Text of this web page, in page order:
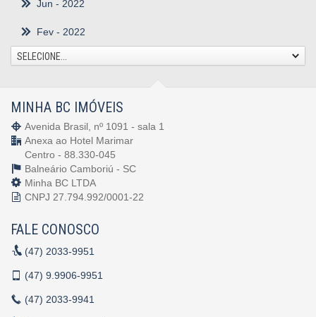
Jun - 2022
Fev - 2022
SELECIONE...
MINHA BC IMÓVEIS
Avenida Brasil, nº 1091 - sala 1
Anexa ao Hotel Marimar
Centro - 88.330-045
Balneário Camboriú - SC
Minha BC LTDA
CNPJ 27.794.992/0001-22
FALE CONOSCO
(47) 2033-9951
(47) 9.9906-9951
(47) 2033-9941